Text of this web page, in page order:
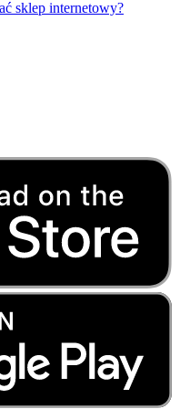
sklep internetowy?